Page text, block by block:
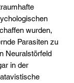
wurden,
Parasiten zu
Neuralstörfeld
in der